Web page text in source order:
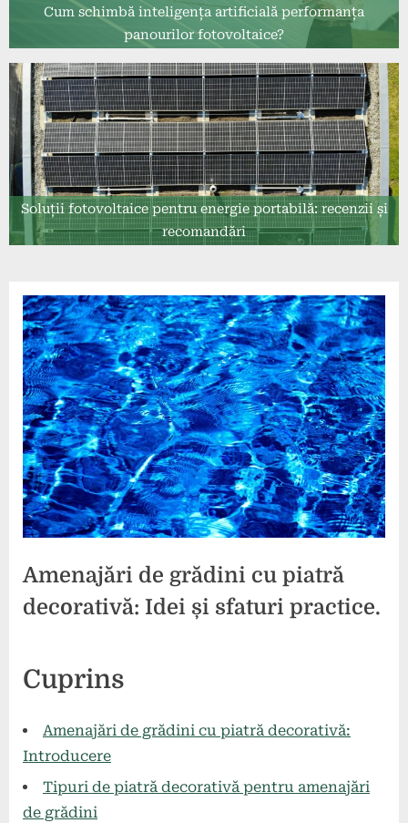
Cum schimbă inteligența artificială performanța
panourilor fotovoltaice?
Soluții fotovoltaice pentru energie portabilă: recenzii și
recomandări
Amenajări de grădini cu piatră
decorativă: Idei și sfaturi practice.
on
iunie
Cuprins
Amenajări de grădini cu piatră decorativă:
Introducere
Tipuri de piatră decorativă pentru amenajări
de grădini